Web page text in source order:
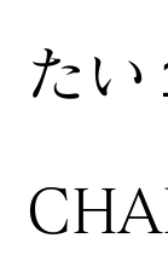
たい